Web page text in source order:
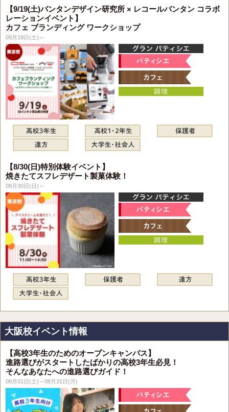
【9/19(土)バンタンデザイン研究所 × レコールバンタン コラボ
レーションイベント】
カフェ ブランディング ワークショップ
09月19日(土)～
【8/30(日)特別体験イベント】
焼きたてスフレデザート製菓体験！
08月30日(日)～
大阪校イベント情報
【高校3年生のためのオープンキャンパス】
進路選びがスタートしたばかりの高校3年生必見！
そんなあなたへの進路選びガイド！
08月01日(土)～08月31日(月)